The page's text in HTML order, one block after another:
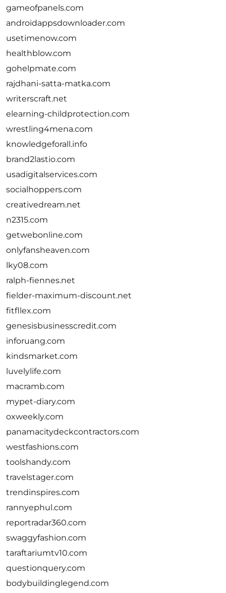
gameofpanels.com
androidappsdownloader.com
usetimenow.com
healthblow.com
gohelpmate.com
rajdhani-satta-matka.com
writerscraft.net
elearning-childprotection.com
wrestling4mena.com
knowledgeforall.info
brand2lastio.com
usadigitalservices.com
socialhoppers.com
creativedream.net
n2315.com
getwebonline.com
onlyfansheaven.com
lky08.com
ralph-fiennes.net
fielder-maximum-discount.net
fitfllex.com
genesisbusinesscredit.com
inforuang.com
kindsmarket.com
luvelylife.com
macramb.com
mypet-diary.com
oxweekly.com
panamacitydeckcontractors.com
westfashions.com
toolshandy.com
travelstager.com
trendinspires.com
rannyephul.com
reportradar360.com
swaggyfashion.com
taraftariumtv10.com
questionquery.com
bodybuildinglegend.com